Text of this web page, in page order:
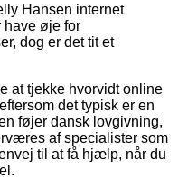
Hansen internet
have øje for
dog er det tit et
at tjekke hvorvidt online
det typisk er en
føjer dansk lovgivning,
af specialister som
til at få hjælp, når du